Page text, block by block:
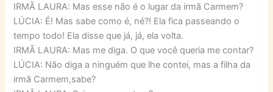
IRMÃ LAURA: Mas esse não é o lugar da irmã Carmem?
LÚCIA: É! Mas sabe como é, né?! Ela fica passeando o
tempo todo! Ela disse que já, já, ela volta.
IRMÃ LAURA: Mas me diga. O que você queria me contar?
LÚCIA: Não diga a ninguém que lhe contei, mas a filha da
irmã Carmem,sabe?